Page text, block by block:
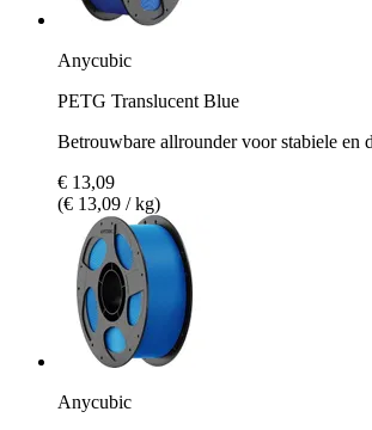
Anycubic
PETG Translucent Blue
Betrouwbare allrounder voor stabiele en
€ 13,09
(€ 13,09 / kg)
Anycubic